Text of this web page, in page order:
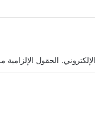
الحقول الإلزامية